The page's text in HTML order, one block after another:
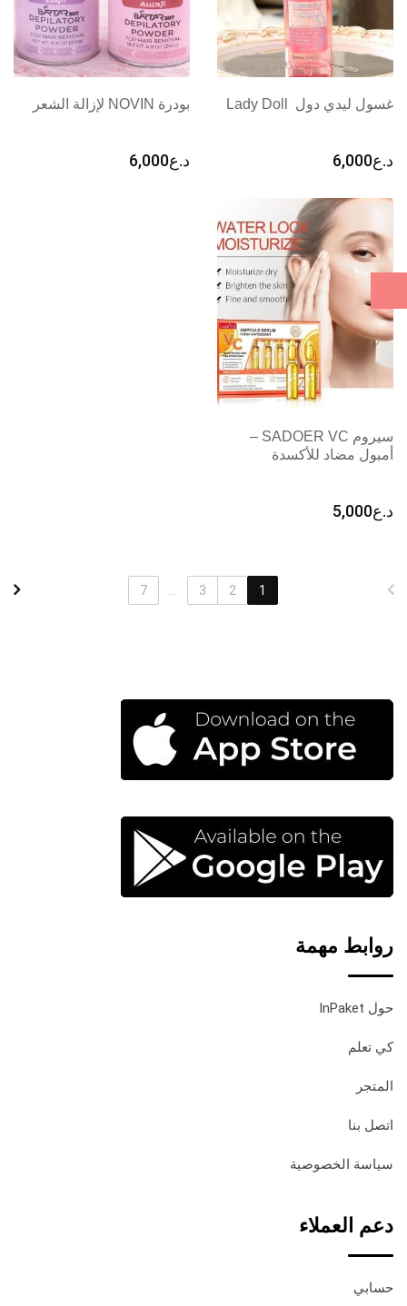
غسول ليدي دول Lady Doll
د.ع6,000
بودرة NOVIN لإزالة الشعر
د.ع6,000
سيروم SADOER VC –
أمبول مضاد للأكسدة
د.ع5,000
1
2
3
7
روابط مهمة
حول InPaket
كي تعلم
المتجر
اتصل بنا
سياسة الخصوصية
دعم العملاء
حسابي